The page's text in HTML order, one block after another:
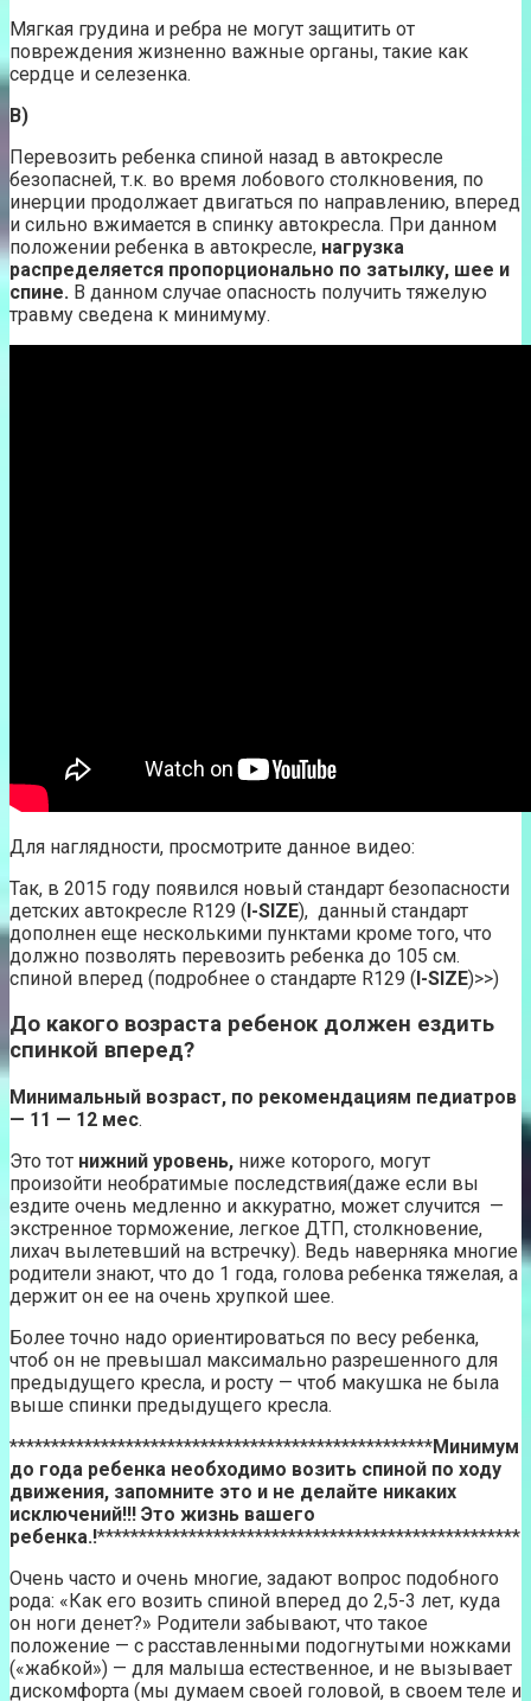
Мягкая грудина и ребра не могут защитить от
повреждения жизненно важные органы, такие как
сердце и селезенка.
B)
Перевозить ребенка спиной назад в автокресле
безопасней, т.к. во время лобового столкновения, по
инерции продолжает двигаться по направлению, вперед
и сильно вжимается в спинку автокресла. При данном
положении ребенка в автокресле, нагрузка
распределяется пропорционально по затылку, шее и
спине. В данном случае опасность получить тяжелую
травму сведена к минимуму.
Для наглядности, просмотрите данное видео:
Так, в 2015 году появился новый стандарт безопасности
детских автокресле R129 (I-SIZE), данный стандарт
дополнен еще несколькими пунктами кроме того, что
должно позволять перевозить ребенка до 105 см.
спиной вперед (подробнее о стандарте R129 (I-SIZE)>>)
До какого возраста ребенок должен ездить
спинкой вперед?
Минимальный возраст, по рекомендациям педиатров
— 11 — 12 мес.
Это тот нижний уровень, ниже которого, могут
произойти необратимые последствия(даже если вы
ездите очень медленно и аккуратно, может случится —
экстренное торможение, легкое ДТП, столкновение,
лихач вылетевший на встречку). Ведь наверняка многие
родители знают, что до 1 года, голова ребенка тяжелая, а
держит он ее на очень хрупкой шее.
Более точно надо ориентироваться по весу ребенка,
чтоб он не превышал максимально разрешенного для
предыдущего кресла, и росту — чтоб макушка не была
выше спинки предыдущего кресла.
***************************************************Минимум
до года ребенка необходимо возить спиной по ходу
движения, запомните это и не делайте никаких
исключений!!! Это жизнь вашего
ребенка.!***************************************************
Очень часто и очень многие, задают вопрос подобного
рода: «Как его возить спиной вперед до 2,5-3 лет, куда
он ноги денет?» Родители забывают, что такое
положение — с расставленными подогнутыми ножками
(«жабкой») — для малыша естественное, и не вызывает
дискомфорта (мы думаем своей головой, в своем теле и